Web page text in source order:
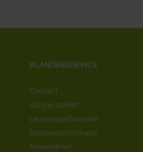
KLANTENSERVICE
Contact
Volg je pakket
Leveringsinformatie
Betalingsinformatie
Nieuwsbrief